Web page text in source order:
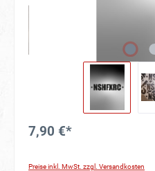
7,90 €*
Preise inkl. MwSt. zzgl. Versandkosten